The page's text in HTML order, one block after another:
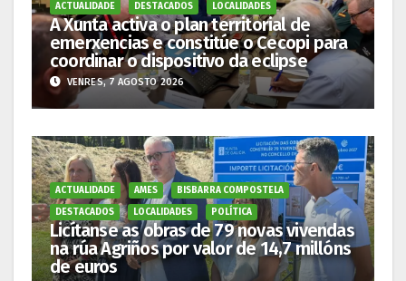
ACTUALIDADE DESTACADOS LOCALIDADES
A Xunta activa o plan territorial de
emerxencias e constitúe o Cecopi para
coordinar o dispositivo da eclipse
VENRES, 7 AGOSTO 2026
ACTUALIDADE AMES
BISBARRA COMPOSTELA
DESTACADOS
LOCALIDADES POLÍTICA
Licítanse as obras de 79 novas vivendas
na rúa Agriños por valor de 14,7 millóns
de euros